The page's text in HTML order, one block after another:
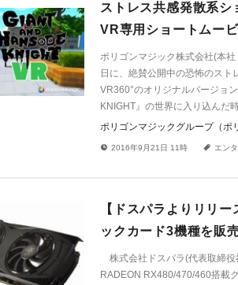
ストレス共感発散系
VR専用ショートムー
ポリゴンマジック株式会社(本
日に、絶賛公開中の恐怖のスト
VR360°のオリジナルバージョ
KNIGHT』の世界に入り込んだ
ポリゴンマジックグループ（ポ
! 2016年9月21日 11時 a エン
【ドスパラよりリリ
ックカード3機種を販
株式会社ドスパラ(代表取締
RADEON RX480/470/460搭載